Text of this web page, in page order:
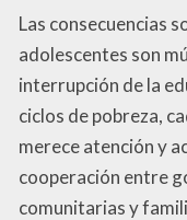
Las consecuencias
adolescentes son
interrupción de la
ciclos de pobreza,
merece atención y
cooperación entre
comunitarias y